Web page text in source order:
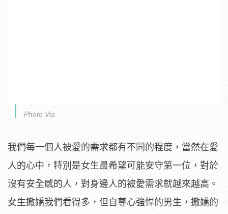
Photo Via
我們每一個人被愛的需求都有不同的程度，當然在愛
人的心中，特別是女生最希望可能安守第一位，對於
沒有安全感的人，對身邊人的被愛需求就越來越高。
女生撤嬌我們看得多，但自尊心強悍的男生，撤嬌的